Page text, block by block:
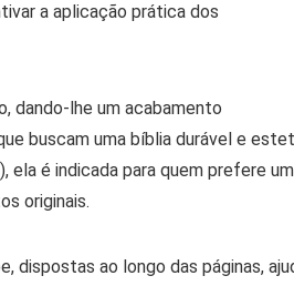
a aplicação prática dos
dando-lhe um acabamento
buscam uma bíblia durável e
ela é indicada para quem prefere
originais.
dispostas ao longo das páginas,